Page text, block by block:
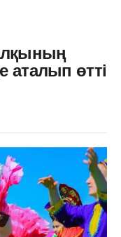
аталып өтті